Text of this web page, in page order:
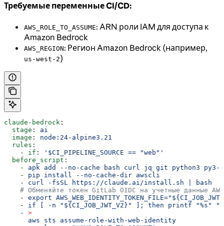
Требуемые переменные CI/CD:
AWS_ROLE_TO_ASSUME: ARN роли IAM для доступа к
Amazon Bedrock
AWS_REGION: Регион Amazon Bedrock (например,
us-west-2)
claude-bedrock :
  stage
: ai
  image
: node:24-alpine3.21
  rules
:
    -
if :
'$CI_PIPELINE_SOURCE == "web"'
  before_script
:
    -
apk add --no-cache bash curl jq git python3 py3-
    -
pip install --no-cache-dir awscli
    -
curl -fsSL https://claude.ai/install.sh | bash
    # Обменяйте токен GitLab OIDC на учетные данные AWS
    -
export
    -
if [ -n "${CI_JOB_JWT_V2}" ]; then printf "%s"
    -
>
      aws sts assume-role-with-web-identity